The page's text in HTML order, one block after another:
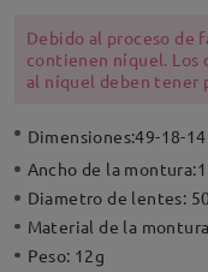
Debido al proceso de
contienen níquel. Los
al níquel deben tener
Dimensiones:49-18-
Ancho de la montura:
Diametro de lentes:
Material de la
Peso: 12g